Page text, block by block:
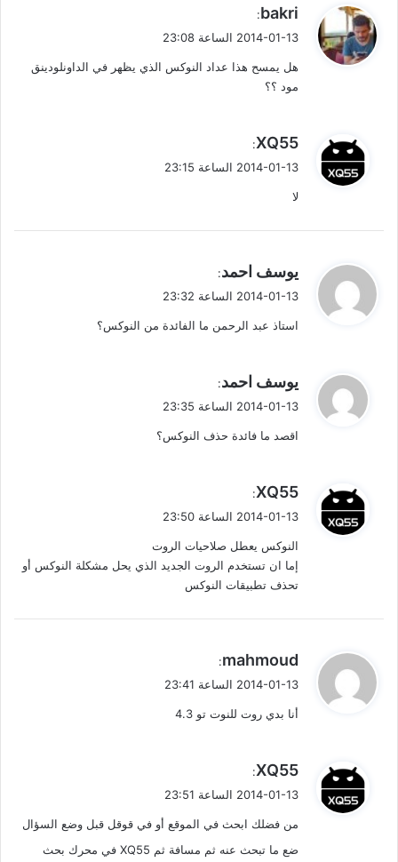
ص
فّ
ق
ت
ي
ل
bakri
:
2014-01-13 الساعة 23:08
هل يمسح هذا عداد النوكس الذي يظهر في الداونلودينق
مود ؟؟
ي
ل
XQ55
:
2014-01-13 الساعة 23:15
لا
ل
يوسف احمد:
2014-01-13 الساعة 23:32
استاذ عبد الرحمن ما الفائدة من النوكس؟
ل
يوسف احمد:
2014-01-13 الساعة 23:35
اقصد ما فائدة حذف النوكس؟
ي
ل
XQ55
:
2014-01-13 الساعة 23:50
النوكس يعطل صلاحيات الروت
إما ان تستخدم الروت الجديد الذي يحل مشكلة النوكس أو
تحذف تطبيقات النوكس
ي
ل
mahmoud
:
2014-01-13 الساعة 23:41
أنا بدي روت للنوت تو 4.3
ي
ل
XQ55
:
2014-01-13 الساعة 23:51
من فضلك ابحث في الموقع أو في قوقل قبل وضع السؤال
ضع ما تبحث عنه ثم مسافة ثم XQ55 في محرك بحث